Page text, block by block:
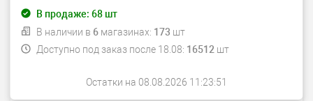
В продаже: 68шт
В наличии в 6 магазинах: 173 шт
Доступно под заказ после 18.08: 16512 шт
Остатки на 08.08.2026 11:23:51